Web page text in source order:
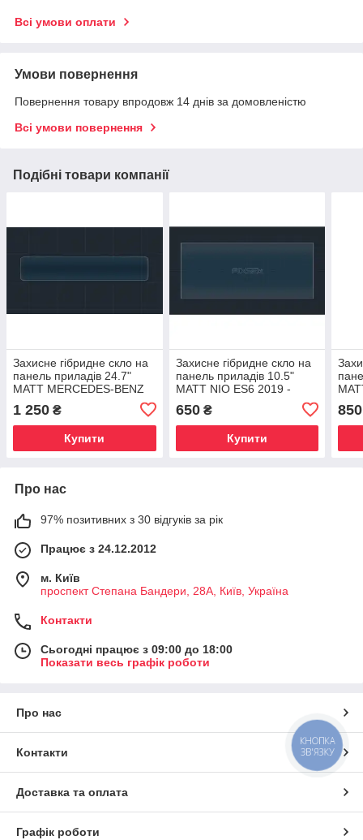
Всі умови оплати
Умови повернення
Повернення товару впродовж 14 днів за домовленістю
Всі умови повернення
Подібні товари компанії
Захисне гібридне скло на
панель приладів 24.7"
MATT MERCEDES-BENZ
1 250 ₴
Купити
Захисне гібридне скло на
панель приладів 10.5"
MATT NIO ES6 2019 -
650₴
Купити
850
Про нас
97% позитивних з 30 відгуків за рік
Працює з 24.12.2012
м. Київ
проспект Степана Бандери, 28А, Київ, Україна
Контакти
Сьогодні працює з 09:00 до 18:00
Показати весь графік роботи
Про нас
Контакти
Доставка та оплата
Графік роботи
КНОПКА
ЗВ'ЯЗКУ